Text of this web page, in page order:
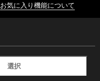
お気に入り機能について
選択